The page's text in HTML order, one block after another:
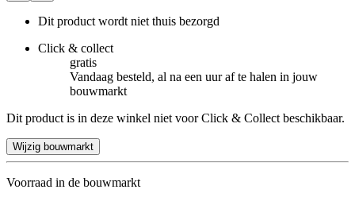
Dit product wordt niet thuis bezorgd
Click & collect
gratis
Vandaag besteld, al na een uur af te halen in jouw
bouwmarkt
Dit product is in deze winkel niet voor Click & Collect beschikbaar.
Wijzig bouwmarkt
Voorraad in de bouwmarkt